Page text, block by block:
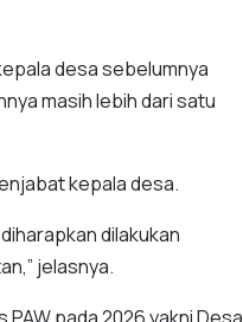
desa sebelumnya
masih lebih dari satu
kepala desa.
dilakukan
jelasnya.